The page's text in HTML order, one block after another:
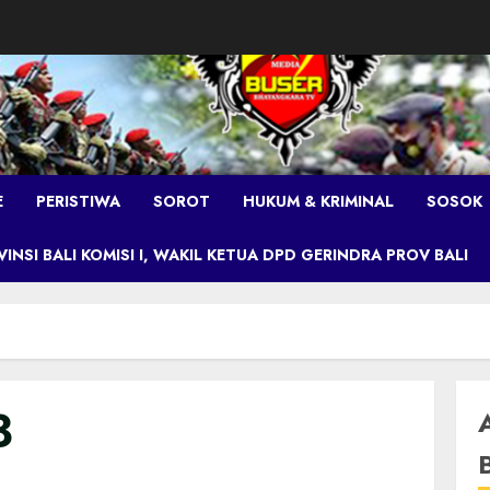
PERISTIWA SOROT HUKUM & KRIMINAL SOSOK
BALI KOMISI I, WAKIL KETUA DPD GERINDRA PROV BALI